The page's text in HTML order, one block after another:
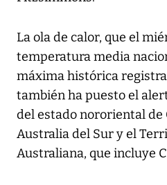
La ola de calor, que el
temperatura media
máxima histórica
también ha puesto el
del estado nororiental de
Australia del Sur y el
Australiana, que incluye